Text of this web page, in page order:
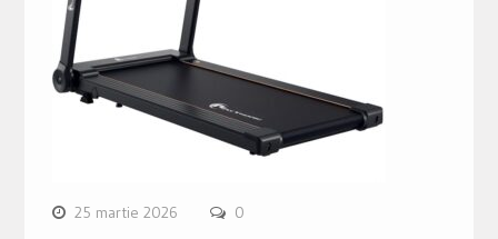
25 martie 2026 0